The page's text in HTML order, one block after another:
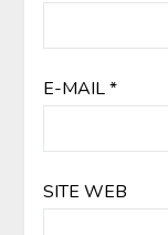
E-MAIL*
SITE WEB